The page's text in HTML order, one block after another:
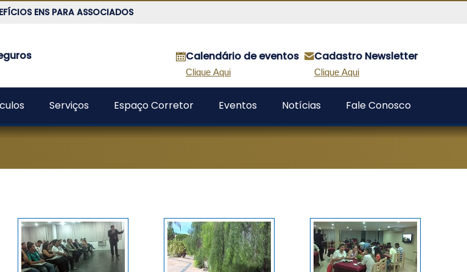
ENS PARA ASSOCIADOS
Cadastro Newsletter
Clique Aqui
Calendário de eventos
Clique Aqui
Serviços Espaço Corretor Eventos Notícias Fale Conosco